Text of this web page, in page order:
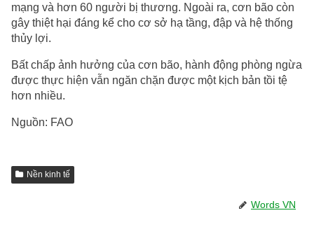
mạng và hơn 60 người bị thương. Ngoài ra, cơn bão còn
gây thiệt hại đáng kể cho cơ sở hạ tầng, đập và hệ thống
thủy lợi.
Bất chấp ảnh hưởng của cơn bão, hành động phòng ngừa
được thực hiện vẫn ngăn chặn được một kịch bản tồi tệ
hơn nhiều.
Nguồn: FAO
Nền kinh tế
Words VN